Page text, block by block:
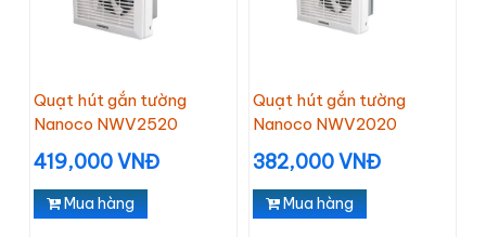
Quạt hút gắn tường
Nanoco NWV2520
419,000 VNĐ
Mua hàng
Quạt hút gắn tường
Nanoco NWV2020
382,000 VNĐ
Mua hàng